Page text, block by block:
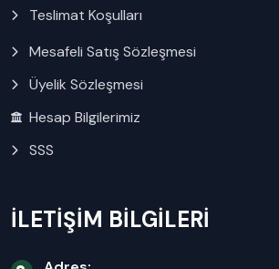
Teslimat Koşulları
Mesafeli Satış Sözleşmesi
Üyelik Sözleşmesi
Hesap Bilgilerimiz
SSS
İLETİŞİM BİLGİLERİ